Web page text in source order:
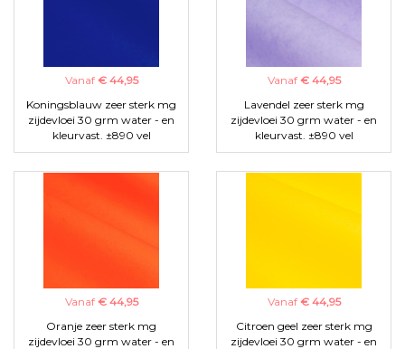
Vanaf € 44,95
Koningsblauw zeer sterk mg
zijdevloei 30 grm water - en
kleurvast. ±890 vel
Vanaf € 44,95
Lavendel zeer sterk mg
zijdevloei 30 grm water - en
kleurvast. ±890 vel
Vanaf € 44,95
Oranje zeer sterk mg
zijdevloei 30 grm water - en
Vanaf € 44,95
Citroen geel zeer sterk mg
zijdevloei 30 grm water - en